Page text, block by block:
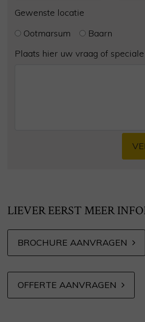
Gewenste locatie
Ootmarsum
Baarn
Plaats hier uw vraag of
LIEVER EERST MEER
BROCHURE AANVRAGEN
OFFERTE AANVRAGEN